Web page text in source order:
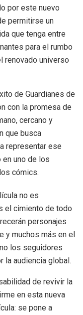
por este nuevo
permitirse un
que tenga entre
para el rumbo
renovado universo
de Guardianes de
con la promesa de
cercano y
que busca
representar ese
uno de los
cómics.
no es
el cimiento de todo
personajes
y muchos más en el
los seguidores
la audiencia global.
de revivir la
en esta nueva
se pone a